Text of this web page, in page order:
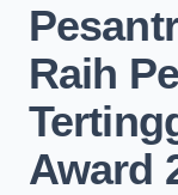
Raih
Award